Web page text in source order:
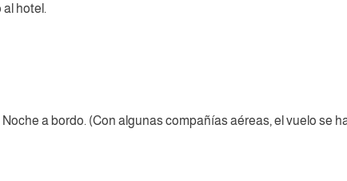
hotel.
a bordo. (Con algunas compañías aéreas, el vuelo se